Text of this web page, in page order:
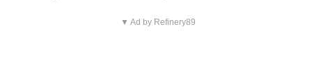
▼ Ad by Refinery89